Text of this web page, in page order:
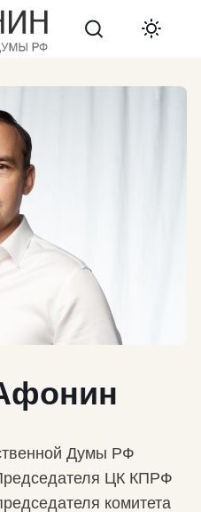
Search
Думы РФ
ЦК КПРФ
комитета